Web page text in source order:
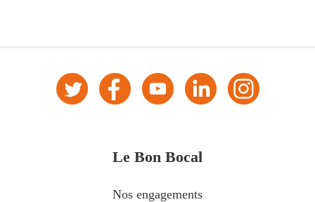
Le Bon Bocal
Nos engagements